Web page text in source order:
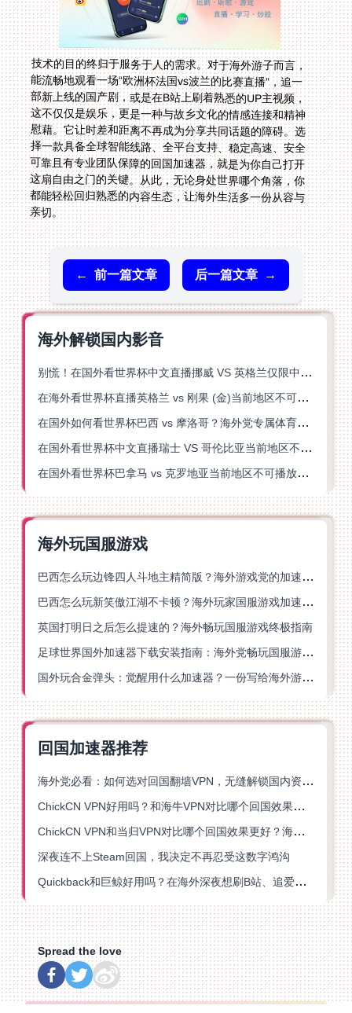
技术的目的终归于服务于人的需求。对于海外游子而言，
能流畅地观看一场“欧洲杯法国vs波兰的比赛直播”，追一
部新上线的国产剧，或是在B站上刷着熟悉的UP主视频，
这不仅仅是娱乐，更是一种与故乡文化的情感连接和精神
慰藉。它让时差和距离不再成为分享共同话题的障碍。选
择一款具备全球智能线路、全平台支持、稳定高速、安全
可靠且有专业团队保障的回国加速器，就是为你自己打开
这扇自由之门的关键。从此，无论身处世界哪个角落，你
都能轻松回归熟悉的内容生态，让海外生活多一份从容与
亲切。
← 前一篇文章 后一篇文章 →
海外解锁国内影音
别慌！在国外看世界杯中文直播挪威 VS 英格兰仅限中国大陆？这篇指南帮你搞定
在海外看世界杯直播英格兰 vs 刚果 (金)当前地区不可播放？这篇指南帮你突破所有限制
在国外如何看世界杯巴西 vs 摩洛哥？海外党专属体育观赛指南来了
在国外看世界杯中文直播瑞士 VS 哥伦比亚当前地区不可播放？这篇指南帮你搞定
在国外看世界杯巴拿马 vs 克罗地亚当前地区不可播放？这篇指南帮你轻松解决海外体育直播难题
海外玩国服游戏
巴西怎么玩边锋四人斗地主精简版？海外游戏党的加速器终极选择
巴西怎么玩新笑傲江湖不卡顿？海外玩家国服游戏加速终极指南（附猫和老鼠一梦江湖实测）
英国打明日之后怎么提速的？海外畅玩国服游戏终极指南
足球世界国外加速器下载安装指南：海外党畅玩国服游戏的终极解决方案
国外玩合金弹头：觉醒用什么加速器？一份写给海外游子的畅玩指南
回国加速器推荐
海外党必看：如何选对回国翻墙VPN，无缝解锁国内资源？
ChickCN VPN好用吗？和海牛VPN对比哪个回国效果更好？
ChickCN VPN和当归VPN对比哪个回国效果更好？海外党亲测后选了它
深夜连不上Steam回国，我决定不再忍受这数字鸿沟
Quickback和巨鲸好用吗？在海外深夜想刷B站、追爱奇艺的你，或许正需要这份答案
Spread the love